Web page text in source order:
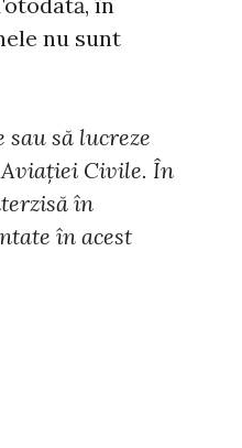
nu sunt
să lucreze
Civile. În
în
în acest